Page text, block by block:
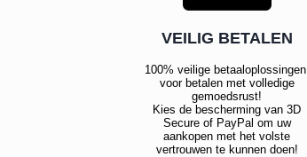
VEILIG BETALEN
100% veilige betaaloplossingen,
voor betalen met volledige
gemoedsrust!
Kies de bescherming van 3D
Secure of PayPal om uw
aankopen met het volste
vertrouwen te kunnen doen!